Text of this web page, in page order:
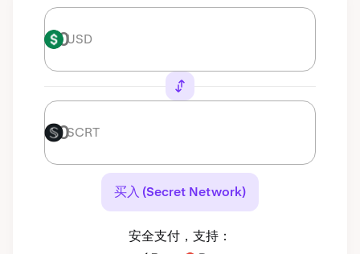
USD USD
SCRT SCRT
买入 (Secret Network)
安全支付，支持：